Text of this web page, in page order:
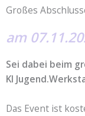
Großes
am
Sei dabei beim
KI
Das Event ist